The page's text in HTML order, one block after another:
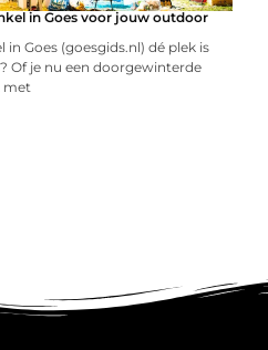
in Goes voor jouw outdoor
Goes (goesgids.nl) dé plek is
Of je nu een doorgewinterde
met